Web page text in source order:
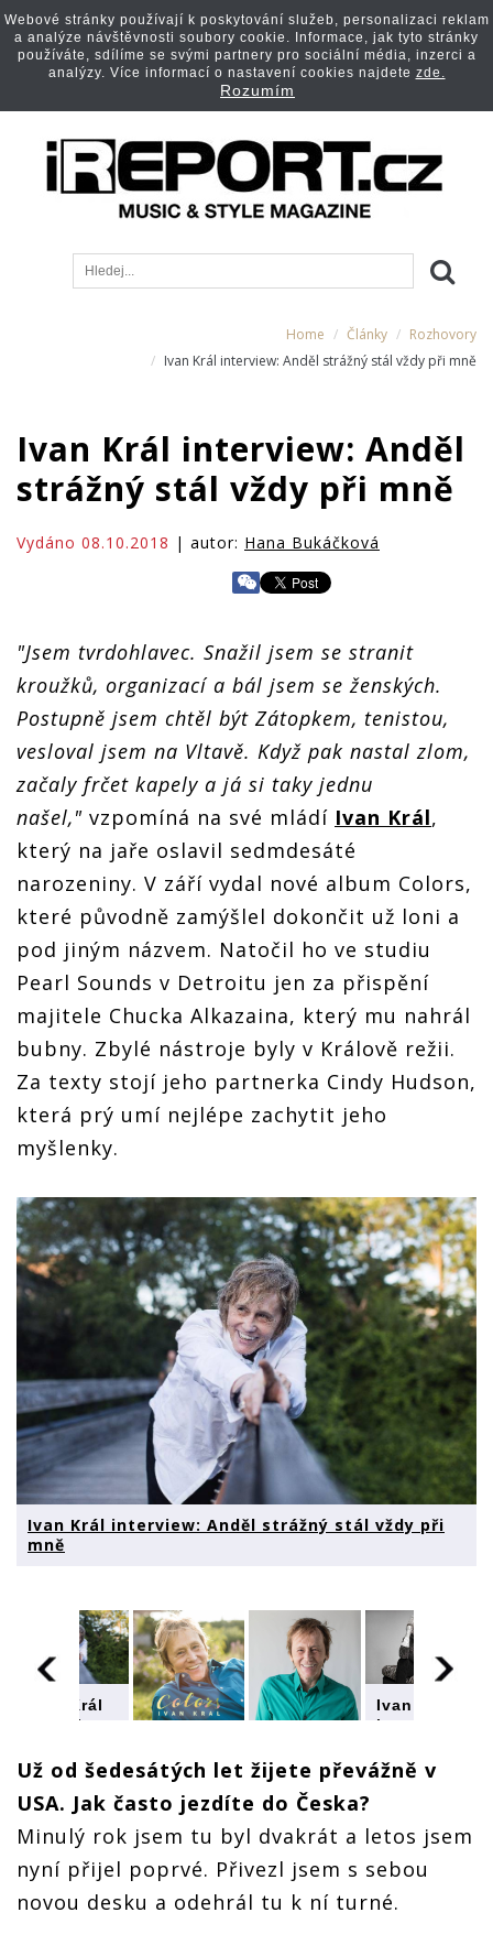
Home Články
Rozhovory
Ivan Král interview: Anděl strážný stál vždy při mně
Ivan Král interview: Anděl
strážný stál vždy při mně
Vydáno 08.10.2018 | autor: Hana Bukáčková
"Jsem tvrdohlavec. Snažil jsem se stranit
kroužků, organizací a bál jsem se ženských.
Postupně jsem chtěl být Zátopkem, tenistou,
vesloval jsem na Vltavě. Když pak nastal zlom,
začaly frčet kapely a já si taky jednu
našel," vzpomíná na své mládí Ivan Král,
který na jaře oslavil sedmdesáté
narozeniny. V září vydal nové album Colors,
které původně zamýšlel dokončit už loni a
pod jiným názvem. Natočil ho ve studiu
Pearl Sounds v Detroitu jen za přispění
majitele Chucka Alkazaina, který mu nahrál
bubny. Zbylé nástroje byly v Králově režii.
Za texty stojí jeho partnerka Cindy Hudson,
která prý umí nejlépe zachytit jeho
myšlenky.
Ivan Král interview: Anděl strážný stál vždy při
mně
Ivan Král
interview:
strážný
stál vždy
při mně
interview:
Anděl
strážný
při mně
Ivan Král
interview:
Anděl
strážný
při mně
Ivan Král
interview:
strážný
stál vždy
Už od šedesátých let žijete převážně v
USA. Jak často jezdíte do Česka?
Minulý rok jsem tu byl dvakrát a letos jsem
nyní přijel poprvé. Přivezl jsem s sebou
novou desku a odehrál tu k ní turné.
Webové stránky používají k poskytování služeb, personalizaci reklam
a analýze návštěvnosti soubory cookie. Informace, jak tyto stránky
používáte, sdílíme se svými partnery pro sociální média, inzerci a
analýzy. Více informací o nastavení cookies najdete zde.
Rozumím